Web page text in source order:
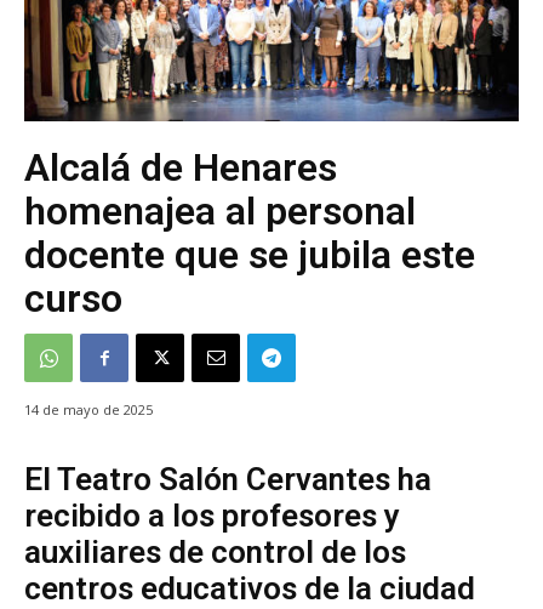
Alcalá de Henares
homenajea al personal
docente que se jubila este
curso
14 de mayo de 2025
El Teatro Salón Cervantes ha
recibido a los profesores y
auxiliares de control de los
centros educativos de la ciudad